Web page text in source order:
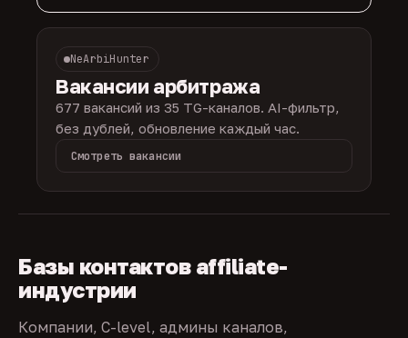
NeArbiHunter
Вакансии арбитража
677 вакансий из 35 TG-каналов. AI-фильтр,
без дублей, обновление каждый час.
Смотреть вакансии
Базы контактов affiliate-
индустрии
Компании, C-level, админы каналов,